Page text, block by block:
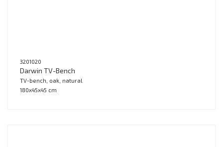
3201020
Darwin TV-Bench
TV-bench, oak, natural
180x45x45 cm